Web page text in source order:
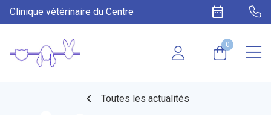
Clinique vétérinaire du Centre date_range
0
chevron_left Toutes les actualités